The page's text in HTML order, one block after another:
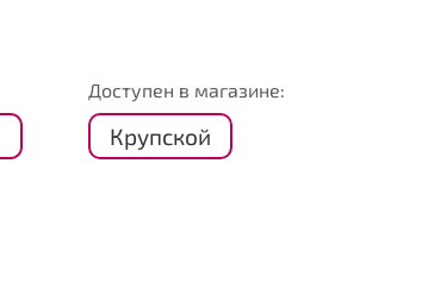
Доступен в магазине:
Крупской